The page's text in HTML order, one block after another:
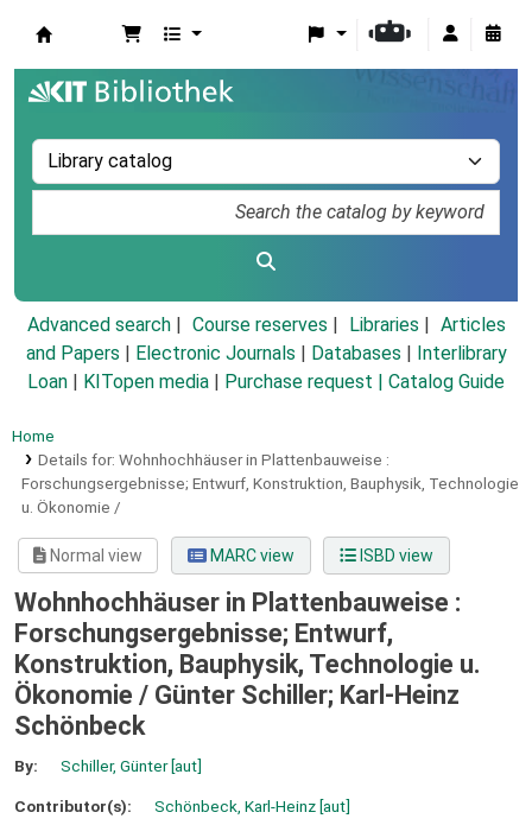
Advanced search Course reserves Libraries
Articles
and Papers
Electronic Journals Databases
Interlibrary
Loan
KITopen media Purchase request | Catalog Guide
Home
Details for: Wohnhochhäuser in Plattenbauweise :
Forschungsergebnisse; Entwurf, Konstruktion, Bauphysik, Technologie
u. Ökonomie /
Normal view MARC view ISBD view
Wohnhochhäuser in Plattenbauweise :
Forschungsergebnisse; Entwurf,
Konstruktion, Bauphysik, Technologie u.
Ökonomie / Günter Schiller; Karl-Heinz
Schönbeck
By: Schiller, Günter[aut]
Contributor(s): Schönbeck, Karl-Heinz[aut]